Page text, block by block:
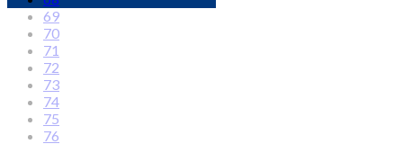
69
70
71
72
73
74
75
76